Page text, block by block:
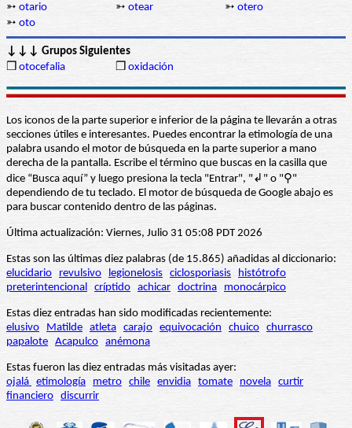
➳ otario ➳ otear ➳ otero
➳ oto
↓↓↓ Grupos Siguientes
❒ otocefalia ❒ oxidación
Los iconos de la parte superior e inferior de la página te llevarán a otras
secciones útiles e interesantes. Puedes encontrar la etimología de una
palabra usando el motor de búsqueda en la parte superior a mano
derecha de la pantalla. Escribe el término que buscas en la casilla que
dice “Busca aquí” y luego presiona la tecla "Entrar", "↲" o "⚲"
dependiendo de tu teclado. El motor de búsqueda de Google abajo es
para buscar contenido dentro de las páginas.
Última actualización: Viernes, Julio 31 05:08 PDT 2026
Estas son las últimas diez palabras (de 15.865) añadidas al diccionario:
elucidario
revulsivo legionelosis ciclosporiasis
histótrofo
preterintencional
críptido achicar doctrina monocárpico
Estas diez entradas han sido modificadas recientemente:
elusivo
Matilde atleta carajo equivocación chuico churrasco
papalote Acapulco anémona
Estas fueron las diez entradas más visitadas ayer:
ojalá etimología metro chile envidia tomate novela curtir
financiero discurrir